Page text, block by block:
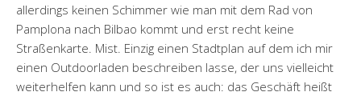
allerdings keinen Schimmer wie man mit dem Rad von
Pamplona nach Bilbao kommt und erst recht keine
Straßenkarte. Mist. Einzig einen Stadtplan auf dem ich mir
einen Outdoorladen beschreiben lasse, der uns vielleicht
weiterhelfen kann und so ist es auch: das Geschäft heißt